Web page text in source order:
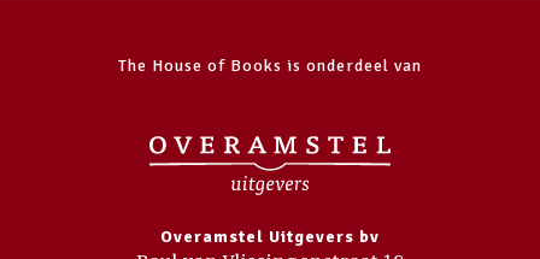
The House of Books is onderdeel van
Overamstel Uitgevers bv